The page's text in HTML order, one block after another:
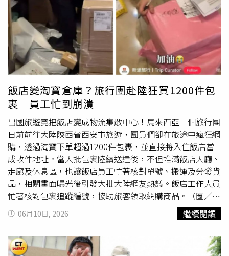
翻攝自微博）
各國際機場及港口加強查驗人力，並持續強化X光機檢查及
檢疫犬巡查力道，全力阻絕境外肉品入侵；針對
快遞及貨運
貨物，亦同步強化抽查機制，防堵不法肉品輸入，確保防疫
防線密不透風。防檢署提到，農業部相關單位將持續輔導養
豬場落實生物安全措施、推動廚餘養豬轉型，並強化化製量
異常通報機制，透過智慧防疫監控科技，全面掌握國內豬隻
健康狀況，確保任何異狀都能即早發現、即早處置。全國各
地方政府動植物防疫機關亦同步配合，共同構築多層次防疫
安全網，讓台灣養豬產業在非疫區的保護傘下穩健發展。
飯店變淘寶倉庫？旅行團赴陸狂買1200件包
裹 員工忙到崩潰
出國旅遊竟把飯店變成物流集散中心！馬來西亞一個旅行團
日前前往大陸陝西省西安市旅遊，團員們卻在旅途中瘋狂網
購，透過淘寶下單超過1200件包裹，並直接將入住飯店當
成收件地址。當大批包裹陸續送達後，不但堆滿飯店大廳、
走廊及休息區，也讓飯店員工忙著核對單號、搬運及分發貨
品，相關畫面曝光後引發大批大陸網友熱議。飯店工作人員
忙著核對包裹追蹤編號，協助旅客領取網購商品。（圖／翻
攝自臉書，Moretify）根據大陸旅遊業者「昕途旅遊」在社
群平台小紅書發布的影片顯示，數量驚人的
快遞包裹幾乎占
滿飯店公共空間，現場堆疊如小山一般。由於團員購買商品
種類繁多，飯店工作人員只能依照包裹上的追蹤編號逐一清
06月10日, 2026 繼續閱讀